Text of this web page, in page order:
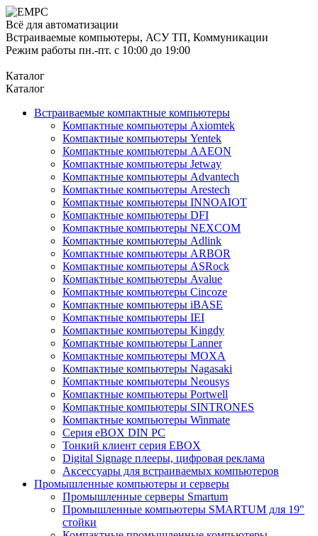
Всё для автоматизации
Встраиваемые компьютеры, АСУ ТП, Коммуникации
Режим работы пн.-пт. с 10:00 до 19:00
Каталог
Каталог
Встраиваемые компактные компьютеры
Компактные компьютеры Axiomtek
Компактные компьютеры Yentek
Компактные компьютеры AAEON
Компактные компьютеры Jetway
Компактные компьютеры Advantech
Компактные компьютеры Arestech
Компактные компьютеры INNOAIOT
Компактные компьютеры DFI
Компактные компьютеры NEXCOM
Компактные компьютеры Adlink
Компактные компьютеры ARBOR
Компактные компьютеры ASRock
Компактные компьютеры Avalue
Компактные компьютеры Cincoze
Компактные компьютеры iBASE
Компактные компьютеры IEI
Компактные компьютеры Kingdy
Компактные компьютеры Lanner
Компактные компьютеры MOXA
Компактные компьютеры Nagasaki
Компактные компьютеры Neousys
Компактные компьютеры Portwell
Компактные компьютеры SINTRONES
Компактные компьютеры Winmate
Серия eBOX DIN PC
Тонкий клиент серия EBOX
Digital Signage плееры, цифровая реклама
Аксессуары для встраиваемых компьютеров
Промышленные компьютеры и серверы
Промышленные серверы Smartum
Промышленные компьютеры SMARTUM для 19"
стойки